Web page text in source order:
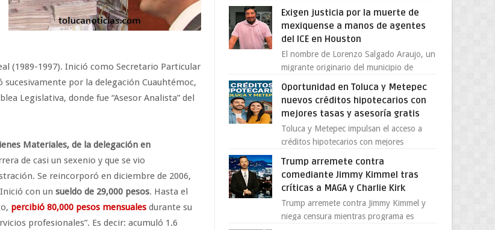
(1989-1997). Inició como Secretario Particular
sucesivamente por la delegación Cuauhtémoc,
Legislativa, donde fue “Asesor Analista” del
Materiales, de la delegación en
de casi un sexenio y que se vio
Se reincorporó en diciembre de 2006,
con un sueldo de 29,000 pesos. Hasta el
percibió 80,000 pesos mensuales durante su
profesionales”. Es decir: acumuló 1.6
solo 26 ejemplares será...
Exigen justicia por la muerte de
mexiquense a manos de agentes
del ICE en Houston
El nombre de Lorenzo Salgado Araujo, un
migrante originario del municipio de
convertido en el centro de un...
Oportunidad en Toluca y Metepec
nuevos créditos hipotecarios con
mejores tasas y asesoría gratis
Toluca y Metepec impulsan el acceso a
créditos hipotecarios con mejores
emprendedores Con la creciente neces...
Trump arremete contra
comediante Jimmy Kimmel tras
críticas a MAGA y Charlie Kirk
Trump arremete contra Jimmy Kimmel y
niega censura mientras programa es